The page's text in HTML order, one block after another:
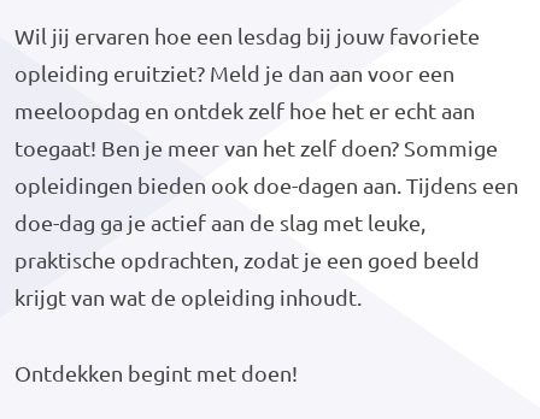
Wil jij ervaren hoe een lesdag bij jouw favoriete
opleiding eruitziet? Meld je dan aan voor een
meeloopdag en ontdek zelf hoe het er echt aan
toegaat! Ben je meer van het zelf doen? Sommige
opleidingen bieden ook doe-dagen aan. Tijdens een
doe-dag ga je actief aan de slag met leuke,
praktische opdrachten, zodat je een goed beeld
krijgt van wat de opleiding inhoudt.
Ontdekken begint met doen!